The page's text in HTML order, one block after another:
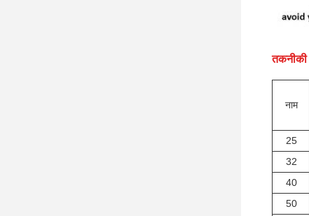
तकनीकी
नाम
25
32
40
50